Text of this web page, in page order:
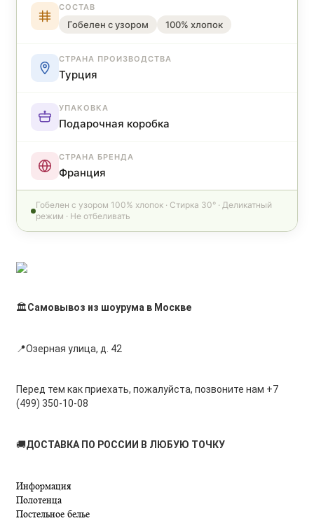
СОСТАВ
Гобелен с узором 100% хлопок
СТРАНА ПРОИЗВОДСТВА
Турция
УПАКОВКА
Подарочная коробка
СТРАНА БРЕНДА
Франция
Гобелен с узором 100% хлопок · Стирка 30° · Деликатный
режим · Не отбеливать
🏛Самовывоз из шоурума в Москве
📍Озерная улица, д. 42
Перед тем как приехать, пожалуйста, позвоните нам +7
(499) 350-10-08
🚚ДОСТАВКА ПО РОССИИ В ЛЮБУЮ ТОЧКУ
Информация
Полотенца
Постельное белье